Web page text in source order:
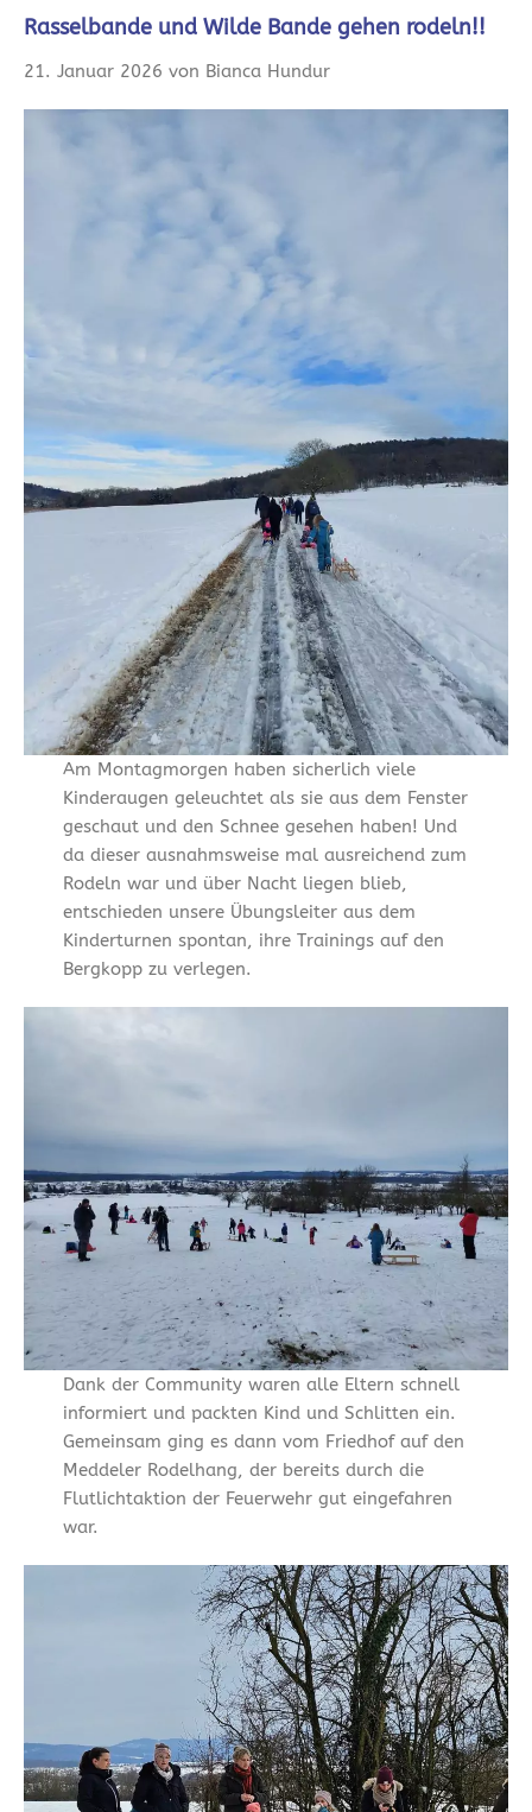
Rasselbande und Wilde Bande gehen rodeln!!
21. Januar 2026 von Bianca Hundur
Am Montagmorgen haben sicherlich viele
Kinderaugen geleuchtet als sie aus dem Fenster
geschaut und den Schnee gesehen haben! Und
da dieser ausnahmsweise mal ausreichend zum
Rodeln war und über Nacht liegen blieb,
entschieden unsere Übungsleiter aus dem
Kinderturnen spontan, ihre Trainings auf den
Bergkopp zu verlegen.
Dank der Community waren alle Eltern schnell
informiert und packten Kind und Schlitten ein.
Gemeinsam ging es dann vom Friedhof auf den
Meddeler Rodelhang, der bereits durch die
Flutlichtaktion der Feuerwehr gut eingefahren
war.